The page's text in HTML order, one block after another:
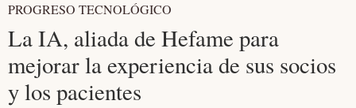
PROGRESO TECNOLÓGICO
La IA, aliada de Hefame para
mejorar la experiencia de sus socios
y los pacientes